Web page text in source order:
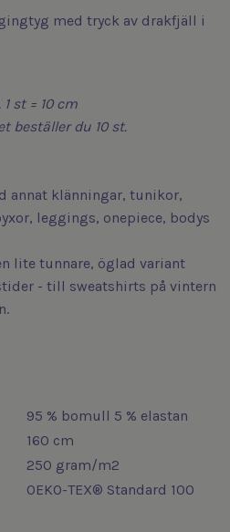
med tryck av drakfjäll i
st = 10 cm
beställer du 10 st.
annat klänningar, tunikor,
leggings, onepiece, bodys
lite tunnare, öglad variant
- till sweatshirts på vintern
95 % bomull 5 % elastan
160 cm
250 gram/m2
OEKO-TEX® Standard 100